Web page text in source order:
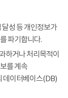
성 등 개인정보가
파기합니다.
하거나 처리목적이
를 계속
데이터베이스(DB)